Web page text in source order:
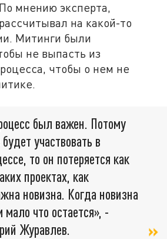
мнению эксперта,
на какой-то
Митинги были
не выпасть из
чтобы о нем не
был важен. Потому
участвовать в
то он потеряется как
проектах, как
новизна. Когда новизна
мало что остается», -
Журавлев.